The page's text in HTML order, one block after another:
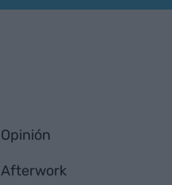
Opinión
Afterwork